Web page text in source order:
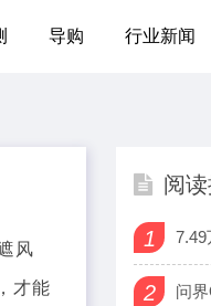
导购 行业新闻
风
才能
阅
1 7.49
2 问